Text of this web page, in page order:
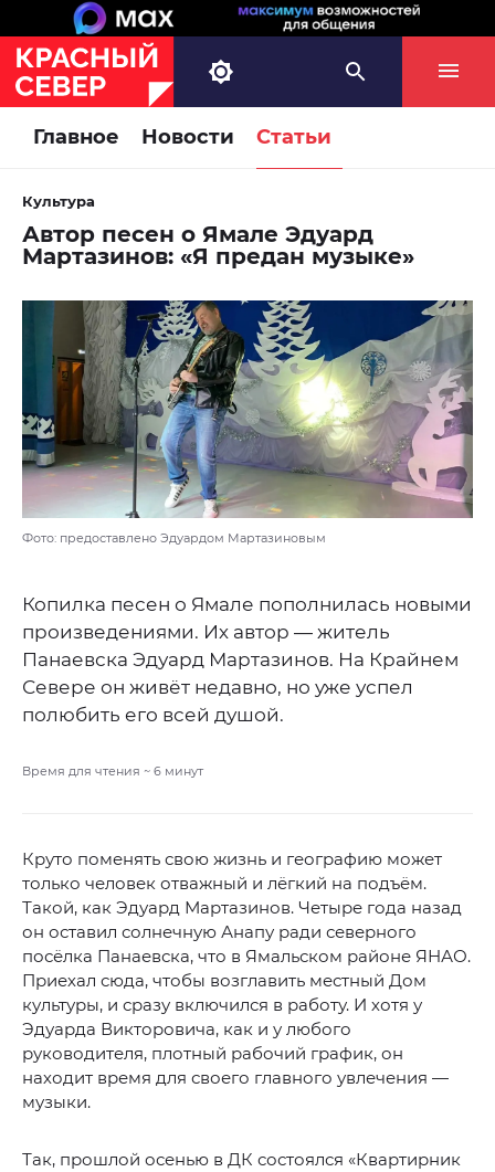
Главное Новости Статьи
Культура
Автор песен о Ямале Эдуард
Мартазинов: «Я предан музыке»
Фото: предоставлено Эдуардом Мартазиновым
Копилка песен о Ямале пополнилась новыми
произведениями. Их автор — житель
Панаевска Эдуард Мартазинов. На Крайнем
Севере он живёт недавно, но уже успел
полюбить его всей душой.
Время для чтения ~ 6 минут
Круто поменять свою жизнь и географию может
только человек отважный и лёгкий на подъём.
Такой, как Эдуард Мартазинов. Четыре года назад
он оставил солнечную Анапу ради северного
посёлка Панаевска, что в Ямальском районе ЯНАО.
Приехал сюда, чтобы возглавить местный Дом
культуры, и сразу включился в работу. И хотя у
Эдуарда Викторовича, как и у любого
руководителя, плотный рабочий график, он
находит время для своего главного увлечения —
музыки.
Так, прошлой осенью в ДК состоялся «Квартирник